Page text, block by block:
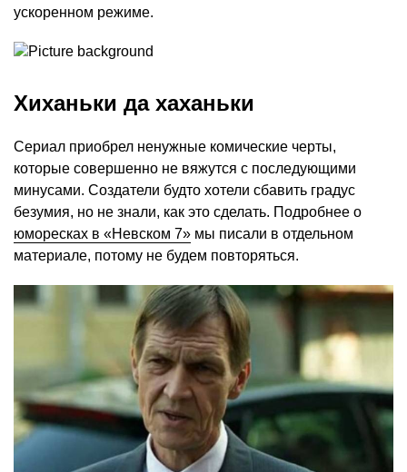
ускоренном режиме.
Хиханьки да хаханьки
Сериал приобрел ненужные комические черты,
которые совершенно не вяжутся с последующими
минусами. Создатели будто хотели сбавить градус
безумия, но не знали, как это сделать. Подробнее о
юморесках в «Невском 7» мы писали в отдельном
материале, потому не будем повторяться.